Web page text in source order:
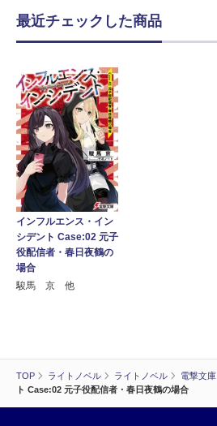
TOP ライトノベル ライトノベル 電撃文庫
ト Case:02 元子役配信者・春日夜鶴の場合
最近チェックした商品
インフルエンス・イン
シデント Case:02 元子
役配信者・春日夜鶴の
場合
駿馬 京 他